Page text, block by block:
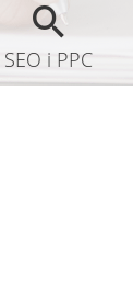
SEO i PPC